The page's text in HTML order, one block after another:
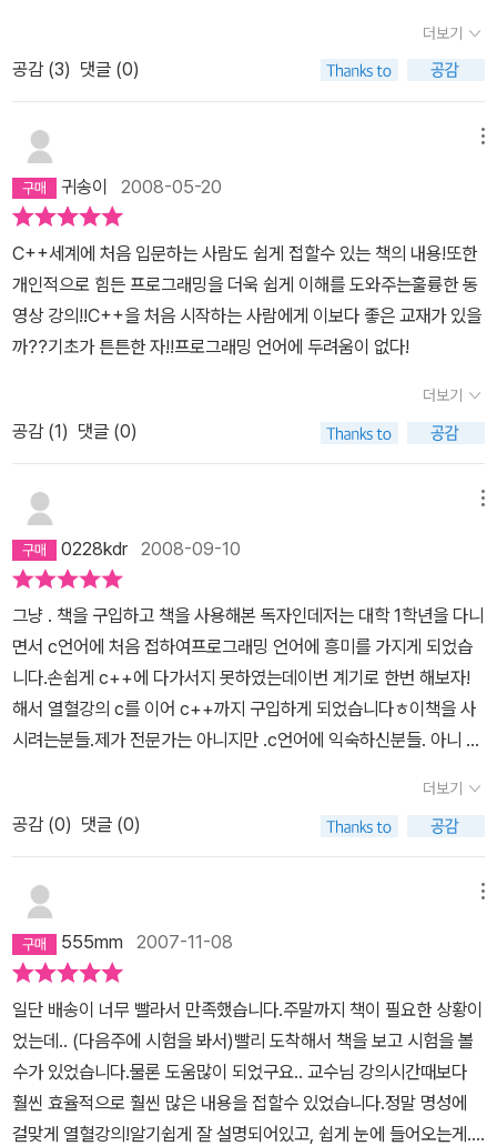
다. 또한 이 책의 장점 중에 하나가 독학도 가능하다는 겁니다. C/C+
+언어들은 사실 VB와 같은 고급언어 임에도 불구하고 기계어적 성
질도 띄고 있어서 독학하기가 망설여 지는게 당연합니다. 하지만 이
책엔 저자가 직접 강의 하는 무료 동영상 강의가 포함되어 있습니다.
혼자 독학하다가 막히는 부분이 있으면 강의를 봐도 무방하고 아니면
동영상 강의 위주로 공부하면서 복습하는 식으로 해도 충분하죠.저는
이 부분에 있어서 열혈강의 C/C++ 시리즈가 너무 좋더군요. 그럼 여
러분도 열심히 공부하시길 바랍니다. ^^
더보기
공감 (3) 댓글 (0)
귀송이 2008-05-20
C++세계에 처음 입문하는 사람도 쉽게 접할수 있는 책의 내용!또한
개인적으로 힘든 프로그래밍을 더욱 쉽게 이해를 도와주는훌륭한 동
영상 강의!!C++을 처음 시작하는 사람에게 이보다 좋은 교재가 있을
까??기초가 튼튼한 자!!프로그래밍 언어에 두려움이 없다!
더보기
공감 (1) 댓글 (0)
0228kdr2008-09-10
그냥 . 책을 구입하고 책을 사용해본 독자인데저는 대학 1학년을 다니
면서 c언어에 처음 접하여프로그래밍 언어에 흥미를 가지게 되었습
니다.손쉽게 c++에 다가서지 못하였는데이번 계기로 한번 해보자!
해서 열혈강의 c를 이어 c++까지 구입하게 되었습니다ㅎ이책을 사
시려는분들.제가 전문가는 아니지만 .c언어에 익숙하신분들. 아니 c
바로바로 핵심을 찔러주는 설명과 . 손쉽게 프로그래밍 가능한 예제
들로 이루어진책으로서초보자에게 상당히 도움이 되는것 같습니다.
그냥 한가지 하고싶은말은 c언어를 먼저 하고 보니 책이 좀더??쉬워
보였습니다 ㅎㅎ흠...프로그래밍에 익숙해져서 그런지 .아니면 절차
를 안하면 절차지향에 대해 잘 알지 못하므로) 이해는 쉽게 할 수 있
었던것이 생각났습니다 ㅎㅎ여튼 프로그래밍 입문자로서 책을 사용
해본결과 대만족입니다 ㅎㅎ
더보기
공감 (0) 댓글 (0)
555mm 2007-11-08
일단 배송이 너무 빨라서 만족했습니다.주말까지 책이 필요한 상황이
었는데.. (다음주에 시험을 봐서)빨리 도착해서 책을 보고 시험을 볼
수가 있었습니다.물론 도움많이 되었구요.. 교수님 강의시간때보다
훨씬 효율적으로 훨씬 많은 내용을 접할수 있었습니다.정말 명성에
걸맞게 열혈강의!알기쉽게 잘 설명되어있고, 쉽게 눈에 들어오는게..